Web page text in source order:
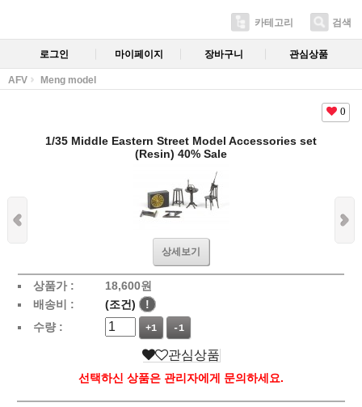
카테고리 검색
로그인 마이페이지 장바구니 관심상품
AFV Meng model
0
1/35 Middle Eastern Street Model Accessories set
(Resin) 40% Sale
상세보기
상품가 : 18,600원
배송비 :
(조건)
!
수량 :
+1 -1
관심상품
선택하신 상품은 관리자에게 문의하세요.